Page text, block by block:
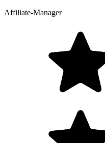
Affiliate-Manager